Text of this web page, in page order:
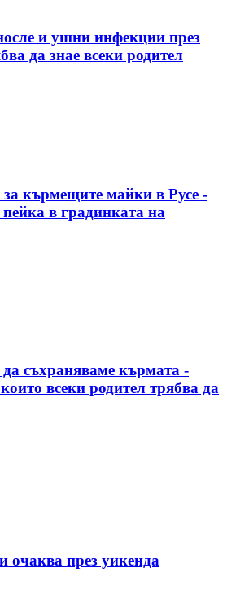
и ушни инфекции през
да знае всеки родител
кърмещите майки в Русе -
в градинката на
съхраняваме кърмата -
всеки родител трябва да
очаква през уикенда